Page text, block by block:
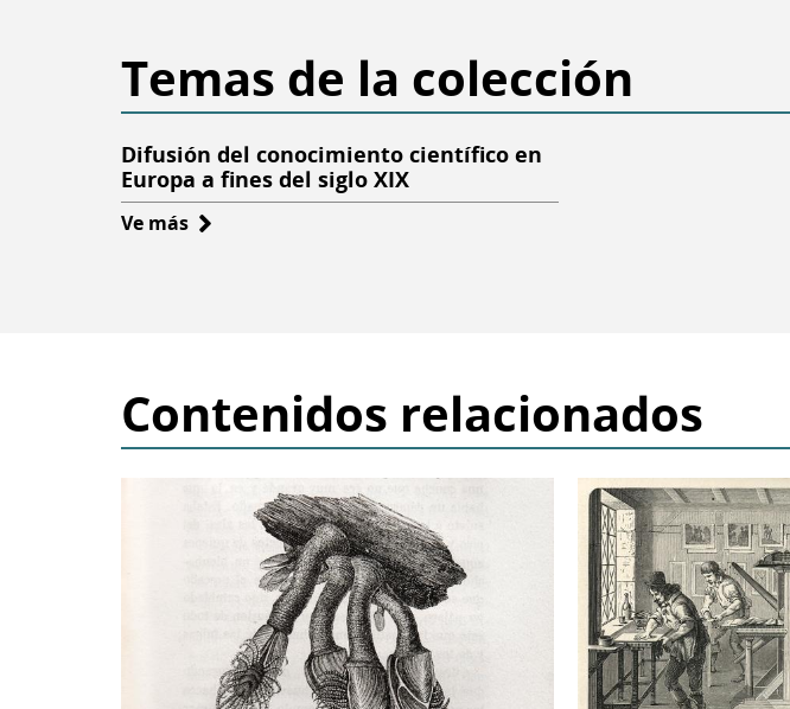
Temas de la colección
Difusión del conocimiento científico en
Europa a fines del siglo XIX
Ve más sobre
Europa
a
Contenidos relacionados